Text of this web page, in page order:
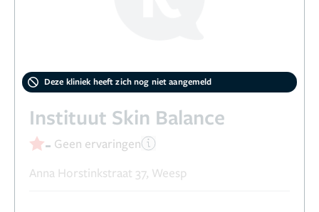
Deze kliniek heeft zich nog niet aangemeld
Instituut Skin Balance
- Geen ervaringen
Anna Horstinkstraat 37, Weesp